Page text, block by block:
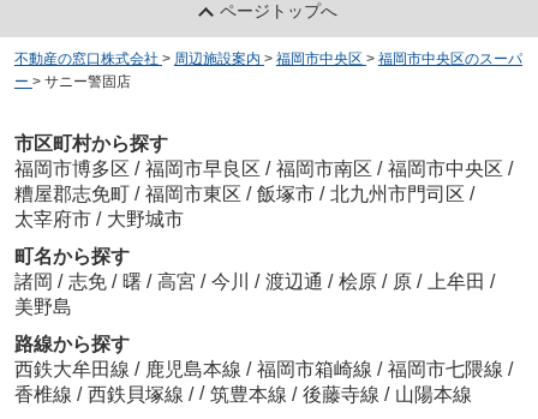
ページトップへ
不動産の窓口株式会社 > 周辺施設案内 > 福岡市中央区 > 福岡市中央区のスーパ
ー > サニー警固店
市区町村から探す
福岡市博多区 / 福岡市早良区 / 福岡市南区 / 福岡市中央区 /
糟屋郡志免町 / 福岡市東区 / 飯塚市 / 北九州市門司区 /
太宰府市 / 大野城市
町名から探す
諸岡 / 志免 / 曙 / 高宮 / 今川 / 渡辺通 / 桧原 / 原 / 上牟田 /
美野島
路線から探す
西鉄大牟田線 / 鹿児島本線 / 福岡市箱崎線 / 福岡市七隈線 /
香椎線 / 西鉄貝塚線 / / 筑豊本線 / 後藤寺線 / 山陽本線